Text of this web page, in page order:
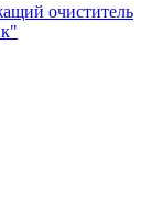
очиститель